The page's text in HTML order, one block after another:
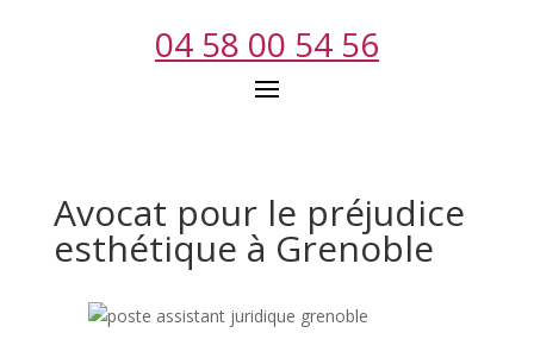
04 58 00 54 56
Avocat pour le préjudice
esthétique à Grenoble